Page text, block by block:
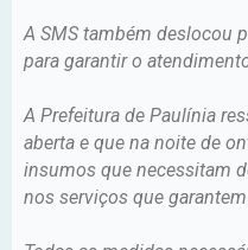
A SMS também deslocou
para garantir o
A Prefeitura de Paulínia
aberta e que na noite de
insumos que necessitam
nos serviços que